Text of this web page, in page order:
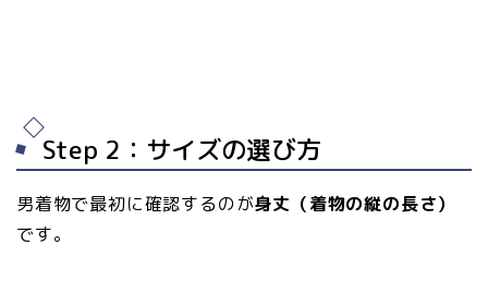
Step 2：サイズの選び方
男着物で最初に確認するのが身丈（着物の縦の長さ）
です。